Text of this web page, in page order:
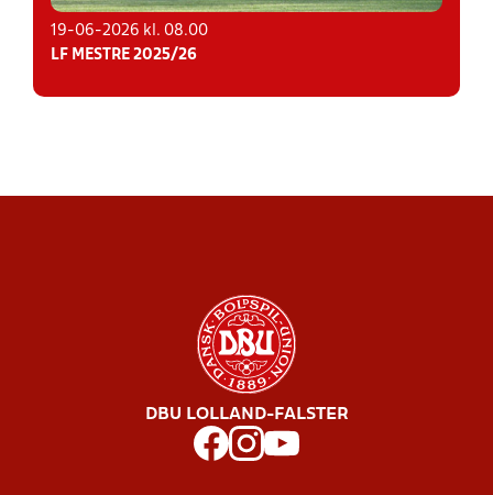
19-06-2026 kl. 08.00
LF MESTRE 2025/26
DBU LOLLAND-FALSTER